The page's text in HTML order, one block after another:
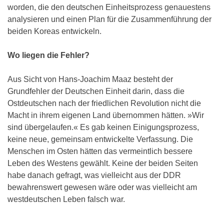
worden, die den deutschen Einheitsprozess genauestens
analysieren und einen Plan für die Zusammenführung der
beiden Koreas entwickeln.
Wo liegen die Fehler?
Aus Sicht von Hans-Joachim Maaz besteht der
Grundfehler der Deutschen Einheit darin, dass die
Ostdeutschen nach der friedlichen Revolution nicht die
Macht in ihrem eigenen Land übernommen hätten. »Wir
sind übergelaufen.« Es gab keinen Einigungsprozess,
keine neue, gemeinsam entwickelte Verfassung. Die
Menschen im Osten hätten das vermeintlich bessere
Leben des Westens gewählt. Keine der beiden Seiten
habe danach gefragt, was vielleicht aus der DDR
bewahrenswert gewesen wäre oder was vielleicht am
westdeutschen Leben falsch war.